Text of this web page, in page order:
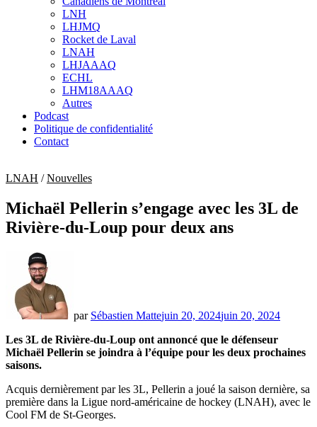
sub
menu
LNH
LHJMQ
Rocket de Laval
LNAH
LHJAAAQ
ECHL
LHM18AAAQ
Autres
Podcast
Politique de confidentialité
Contact
LNAH /Nouvelles
Michaël Pellerin s’engage avec les 3L de
Rivière-du-Loup pour deux ans
par Sébastien Mattejuin 20, 2024juin 20, 2024
Les 3L de Rivière-du-Loup ont annoncé que le défenseur
Michaël Pellerin se joindra à l’équipe pour les deux prochaines
saisons.
Acquis dernièrement par les 3L, Pellerin a joué la saison dernière, sa
première dans la Ligue nord-américaine de hockey (LNAH), avec le
Cool FM de St-Georges.